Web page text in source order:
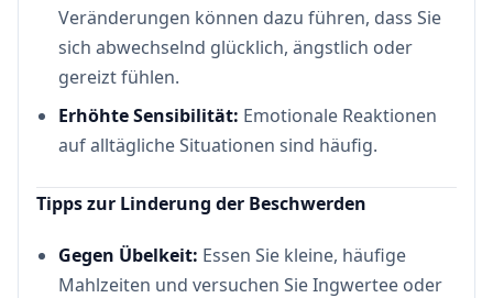
Veränderungen können dazu führen, dass Sie
sich abwechselnd glücklich, ängstlich oder
gereizt fühlen.
Erhöhte Sensibilität: Emotionale Reaktionen
auf alltägliche Situationen sind häufig.
Tipps zur Linderung der Beschwerden
Gegen Übelkeit: Essen Sie kleine, häufige
Mahlzeiten und versuchen Sie Ingwertee oder